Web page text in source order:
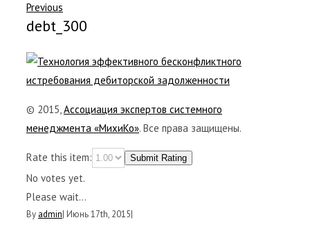
Previous
debt_300
© 2015,Ассоциация экспертов системного
менеджмента «МихиКо». Все права защищены.
Rate this item: Submit Rating
No votes yet.
Please wait...
By admin| Июнь 17th, 2015|